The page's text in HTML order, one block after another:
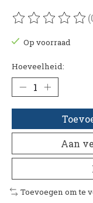
De beoordeling
Op voorraad
Hoeveelheid:
Aan
Toevoegen om te